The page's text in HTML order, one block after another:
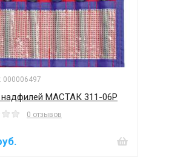
000006497
МАСТАК 311-06P
0 отзывов